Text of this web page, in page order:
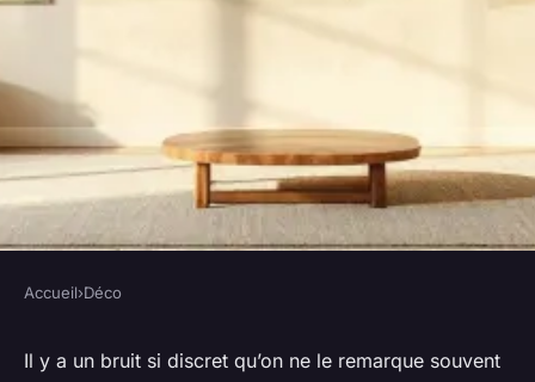
Top horloges murales
Accueil›Déco
Il y a un bruit si discret qu’on ne le remarque souvent